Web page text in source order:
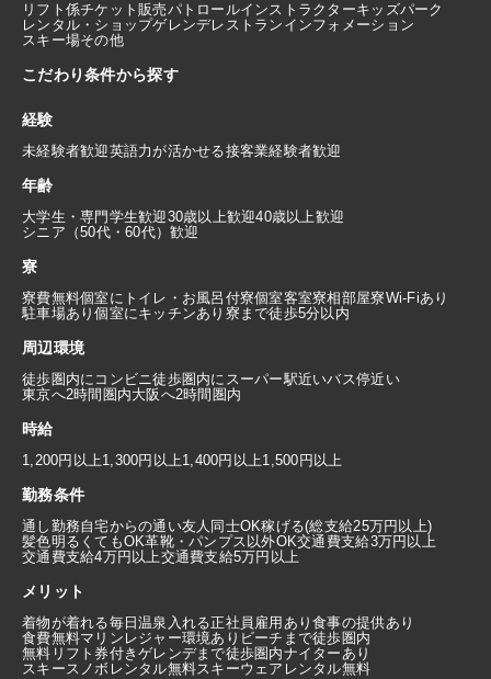
リフト係チケット販売パトロールインストラクターキッズパーク
レンタル・ショップゲレンデレストラン インフォメーション
スキー場その他
こだわり条件から探す
経験
未経験者歓迎英語力が活かせる接客業経験者歓迎
年齢
大学生・専門学生歓迎30歳以上歓迎40歳以上歓迎
シニア（50代・60代）歓迎
寮
寮費無料個室にトイレ・お風呂付寮個室客室寮相部屋寮Wi-Fiあり
駐車場あり個室にキッチンあり 寮まで徒歩5分以内
周辺環境
徒歩圏内にコンビニ徒歩圏内にスーパー駅近いバス停近い
東京へ2時間圏内大阪へ2時間圏内
時給
1,200円以上1,300円以上1,400円以上1,500円以上
勤務条件
通し勤務自宅からの通い友人同士OK稼げる(総支給25万円以上)
髪色明るくてもOK革靴・パンプス以外OK交通費支給3万円以上
交通費支給4万円以上交通費支給5万円以上
メリット
着物が着れる毎日温泉入れる正社員雇用あり食事の提供あり
食費無料マリンレジャー環境あり ビーチまで徒歩圏内
無料リフト券付きゲレンデまで徒歩圏内ナイターあり
スキースノボレンタル無料スキーウェアレンタル無料